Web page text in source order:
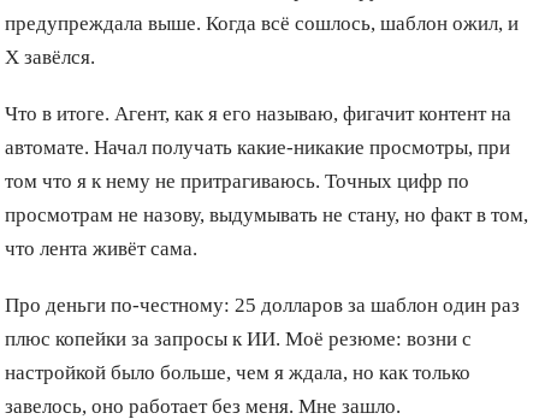
предупреждала выше. Когда всё сошлось, шаблон ожил, и
X завёлся.
Что в итоге. Агент, как я его называю, фигачит контент на
автомате. Начал получать какие-никакие просмотры, при
том что я к нему не притрагиваюсь. Точных цифр по
просмотрам не назову, выдумывать не стану, но факт в том,
что лента живёт сама.
Про деньги по-честному: 25 долларов за шаблон один раз
плюс копейки за запросы к ИИ. Моё резюме: возни с
настройкой было больше, чем я ждала, но как только
завелось, оно работает без меня. Мне зашло.